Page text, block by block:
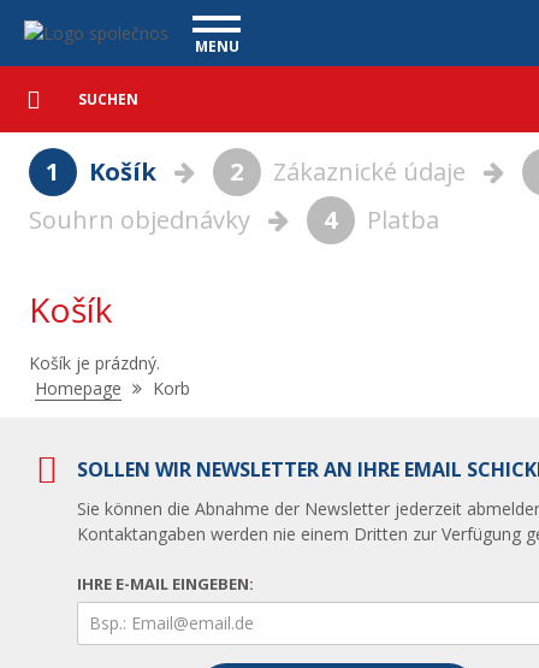
Navigace
MENU
NUTZFAHRZEUGE
PERSONENKRAFTWAGEN
WAGENAUSKAUF
WAS BIETEN WIR AN
FINANZIERUNG
REFERENZ
Detaillierte
Suche Suchen
1 Košík 2
Zákaznické údaje
Souhrn objednávky
4 Platba
Košík
Košík je prázdný.
Nacházíte
Homepage Korb
SOLLEN WIR NEWSLETTER AN IHRE EMAIL
Sie können die Abnahme der Newsletter jederzeit
Kontaktangaben werden nie einem Dritten zur Verfügung
IHRE E-MAIL EINGEBEN: